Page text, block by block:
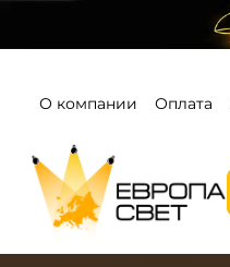
О компании Оплата